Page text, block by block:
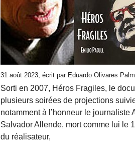
31 août 2023 , écrit par Eduardo Olivares
Sorti en 2007, Héros Fragiles, le
plusieurs soirées de projections
notamment à l’honneur le
Salvador Allende, mort comme lui le
du réalisateur,